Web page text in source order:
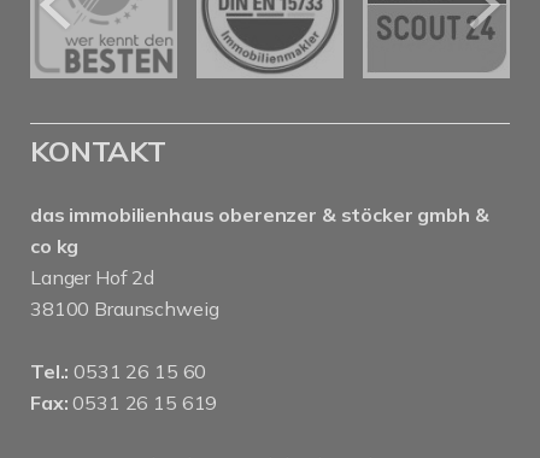
KONTAKT
das immobilienhaus oberenzer & stöcker gmbh &
co kg
Langer Hof 2d
38100 Braunschweig
Tel.: 0531 26 15 60
Fax: 0531 26 15 619